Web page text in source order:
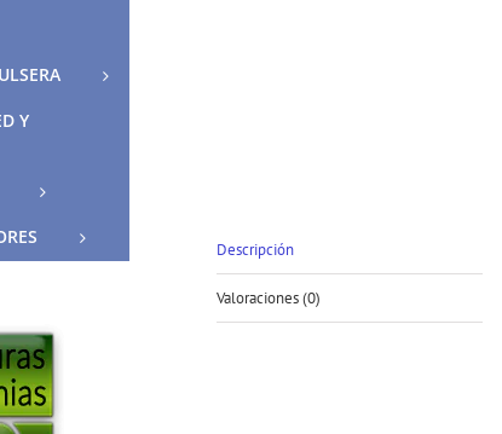
Descripción
Valoraciones (0)
Y